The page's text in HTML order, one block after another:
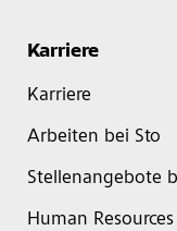
Karriere
Karriere
Arbeiten bei Sto
Stellenangebote
Human Resources